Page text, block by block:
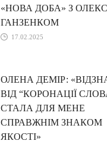
«НОВА ДОБА» З
ГАНЗЕНКОМ
17.02.2025
ОЛЕНА ДЕМІР:
ВІД “КОРОНАЦІЇ
СТАЛА ДЛЯ МЕНЕ
СПРАВЖНІМ ЗНАКОМ
ЯКОСТІ»